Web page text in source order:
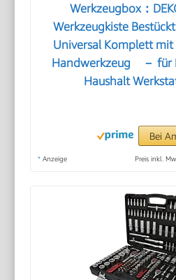
Werkzeugbox：
Werkzeugkiste
Universal Komplett mit
Handwerkzeug － für
Haushalt
Bei
* Anzeige Preis inkl.